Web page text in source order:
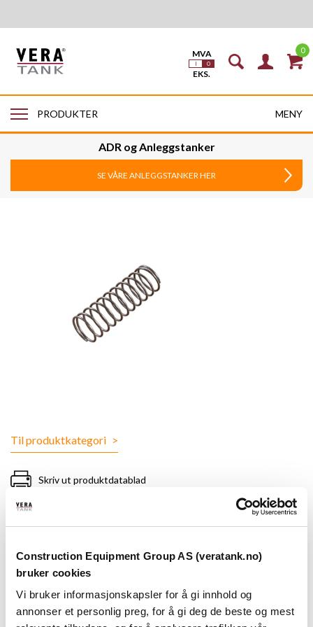
Construction Equipment Group AS (veratank.no)
bruker cookies
Vi bruker informasjonskapsler for å gi innhold og
annonser et personlig preg, for å gi deg de beste og mest
0
PRODUKTER MENY
ADR og Anleggstanker
SE VÅRE ANLEGGSTANKER HER
Til produktkategori >
Skriv ut produktdatablad
FJÆR 1 PSI TIL ANTI HEVERT
VENTIL 1 1/2″ ACV. Hvit
Din pris, eks. mva.